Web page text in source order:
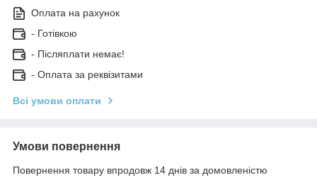
Оплата на рахунок
- Готівкою
- Післяплати немає!
- Оплата за реквізитами
Всі умови оплати
Умови повернення
Повернення товару впродовж 14 днів за домовленістю